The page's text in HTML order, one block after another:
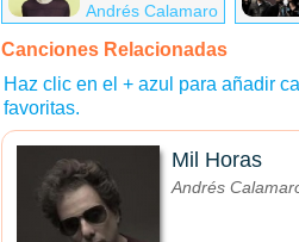
Andrés Calamaro
Canciones Relacionadas
Haz clic en el + azul para añadir
favoritas.
Mil Horas
Andrés